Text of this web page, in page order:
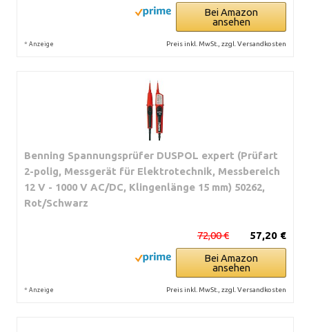
Bei Amazon
ansehen
* Anzeige Preis inkl. MwSt., zzgl. Versandkosten
Benning Spannungsprüfer DUSPOL expert (Prüfart
2-polig, Messgerät für Elektrotechnik, Messbereich
12 V - 1000 V AC/DC, Klingenlänge 15 mm) 50262,
Rot/Schwarz
57,20 €
72,00 €
Bei Amazon
ansehen
* Anzeige Preis inkl. MwSt., zzgl. Versandkosten